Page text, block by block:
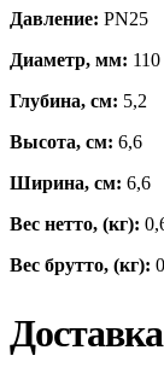
Давление: PN25
Диаметр, мм: 110
Глубина, см: 5,2
Высота, см: 6,6
Ширина, см: 6,6
Вес нетто, (кг):
Вес брутто, (кг):